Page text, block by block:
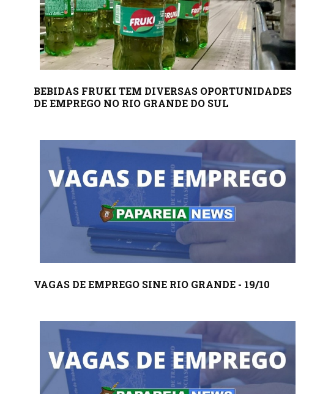
BEBIDAS FRUKI TEM DIVERSAS OPORTUNIDADES
DE EMPREGO NO RIO GRANDE DO SUL
VAGAS DE EMPREGO SINE RIO GRANDE - 19/10